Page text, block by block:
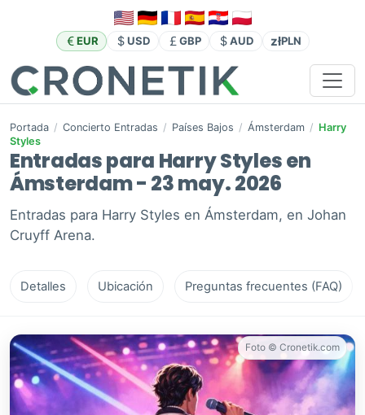
EUR USD GBP AUD złPLN
Portada / Concierto Entradas / Países Bajos / Ámsterdam / Harry
Styles
Entradas para Harry Styles en
Ámsterdam - 23 may. 2026
Entradas para Harry Styles en Ámsterdam, en Johan
Cruyff Arena.
Detalles Ubicación Preguntas frecuentes (FAQ)
Foto © Cronetik.com